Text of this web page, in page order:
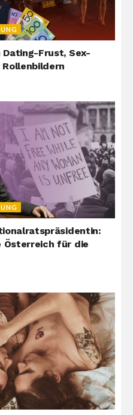
Frust, Sex-
Österreich für die